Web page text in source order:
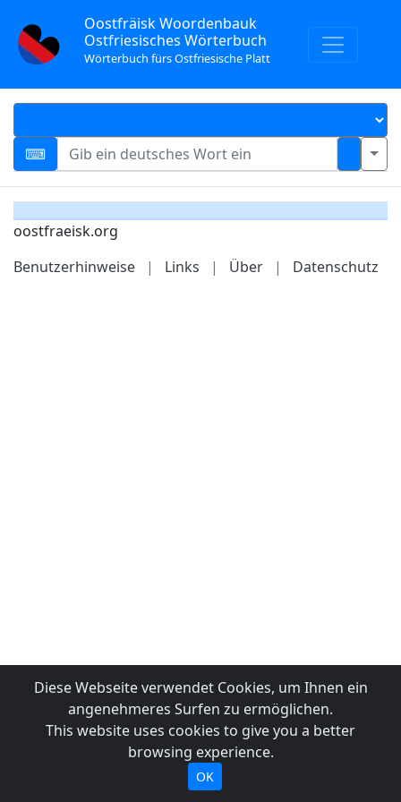
Oostfräisk Woordenbauk
Ostfriesisches Wörterbuch
Wörterbuch fürs Ostfriesische Platt
oostfraeisk.org
Benutzerhinweise
| Links | Über | Datenschutz
Diese Webseite verwendet Cookies, um Ihnen ein
angenehmeres Surfen zu ermöglichen.
This website uses cookies to give you a better
browsing experience.
OK